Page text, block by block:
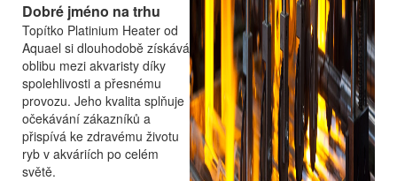
Dobré jméno na trhu
Topítko Platinium Heater od
Aquael si dlouhodobě získává
oblibu mezi akvaristy díky
spolehlivosti a přesnému
provozu. Jeho kvalita splňuje
očekávání zákazníků a
přispívá ke zdravému životu
ryb v akváriích po celém
světě.